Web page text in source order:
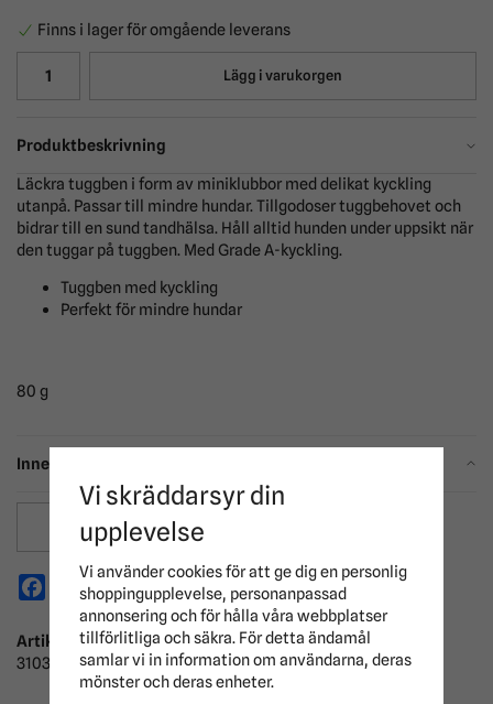
Finns i lager för omgående leverans
Lägg i varukorgen
Produktbeskrivning
Innehåll
Läckra tuggben i form av miniklubbor med delikat kyckling
utanpå. Passar till mindre hundar. Tillgodoser tuggbehovet och
bidrar till en sund tandhälsa. Håll alltid hunden under uppsikt när
den tuggar på tuggben. Med Grade A-kyckling.
Tuggben med kyckling
Perfekt för mindre hundar
80 g
Spara som favorit
Facebook
X EmailPinterest
Artikelnummer:
310300
Vi skräddarsyr din
upplevelse
Vi använder cookies för att ge dig en personlig
shoppingupplevelse, personanpassad
annonsering och för hålla våra webbplatser
tillförlitliga och säkra. För detta ändamål
samlar vi in information om användarna, deras
mönster och deras enheter.